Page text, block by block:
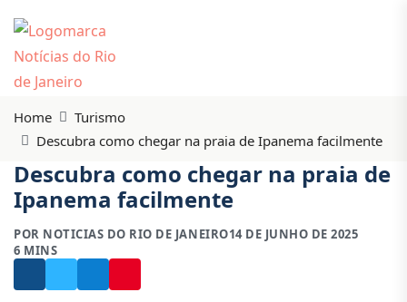
Home
Turismo
Descubra como chegar na praia de Ipanema facilmente
Descubra como chegar na praia de
Ipanema facilmente
POR NOTICIAS DO RIO DE JANEIRO14 DE JUNHO DE 2025
6 MINS